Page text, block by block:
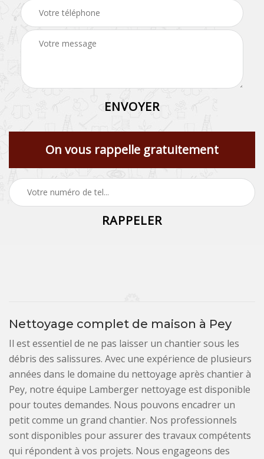
On vous rappelle gratuitement
Nettoyage complet de maison à Pey
Il est essentiel de ne pas laisser un chantier sous les
débris des salissures. Avec une expérience de plusieurs
années dans le domaine du nettoyage après chantier à
Pey, notre équipe Lamberger nettoyage est disponible
pour toutes demandes. Nous pouvons encadrer un
petit comme un grand chantier. Nos professionnels
sont disponibles pour assurer des travaux compétents
qui répondent à vos projets. Nous engageons des